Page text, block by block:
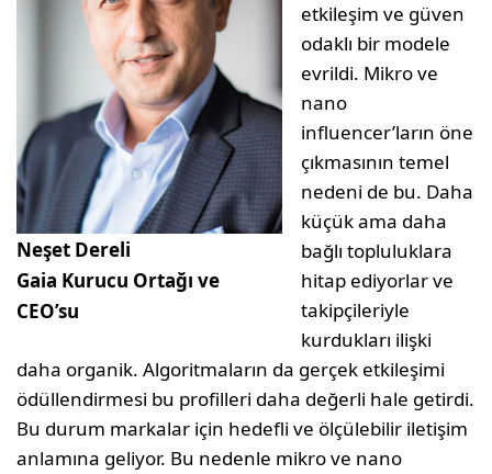
Neşet Dereli
Gaia Kurucu Ortağı ve
CEO’su
etkileşim ve güven
odaklı bir modele
evrildi. Mikro ve
nano
influencer’ların öne
çıkmasının temel
nedeni de bu. Daha
küçük ama daha
bağlı topluluklara
hitap ediyorlar ve
takipçileriyle
kurdukları ilişki
daha organik. Algoritmaların da gerçek etkileşimi
ödüllendirmesi bu profilleri daha değerli hale getirdi.
Bu durum markalar için hedefli ve ölçülebilir iletişim
anlamına geliyor. Bu nedenle mikro ve nano